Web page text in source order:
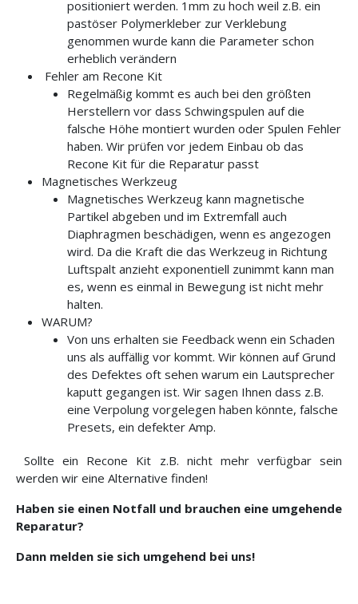
positioniert werden. 1mm zu hoch weil z.B. ein
pastöser Polymerkleber zur Verklebung
genommen wurde kann die Parameter schon
erheblich verändern
Fehler am Recone Kit
Regelmäßig kommt es auch bei den größten
Herstellern vor dass Schwingspulen auf die
falsche Höhe montiert wurden oder Spulen Fehler
haben. Wir prüfen vor jedem Einbau ob das
Recone Kit für die Reparatur passt
Magnetisches Werkzeug
Magnetisches Werkzeug kann magnetische
Partikel abgeben und im Extremfall auch
Diaphragmen beschädigen, wenn es angezogen
wird. Da die Kraft die das Werkzeug in Richtung
Luftspalt anzieht exponentiell zunimmt kann man
es, wenn es einmal in Bewegung ist nicht mehr
halten.
WARUM?
Von uns erhalten sie Feedback wenn ein Schaden
uns als auffällig vor kommt. Wir können auf Grund
des Defektes oft sehen warum ein Lautsprecher
kaputt gegangen ist. Wir sagen Ihnen dass z.B.
eine Verpolung vorgelegen haben könnte, falsche
Presets, ein defekter Amp.
Sollte ein Recone Kit z.B. nicht mehr verfügbar sein
werden wir eine Alternative finden!
Haben sie einen Notfall und brauchen eine umgehende
Reparatur?
Dann melden sie sich umgehend bei uns!